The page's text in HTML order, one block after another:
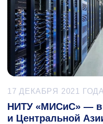
17 ДЕКАБРЯ 2021 ГОДА
НИТУ «МИСиС» — в
и Центральной